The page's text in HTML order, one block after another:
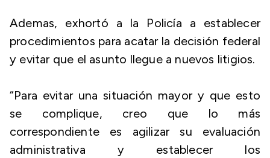
Ademas, exhortó a la Policía a establecer
procedimientos para acatar la decisión federal
y evitar que el asunto llegue a nuevos litigios.
“Para evitar una situación mayor y que esto
se complique, creo que lo más
correspondiente es agilizar su evaluación
administrativa y establecer los